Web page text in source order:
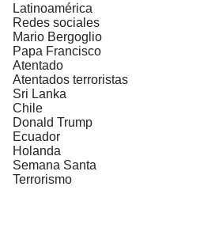
Latinoamérica
Redes sociales
Mario Bergoglio
Papa Francisco
Atentado
Atentados terroristas
Sri Lanka
Chile
Donald Trump
Ecuador
Holanda
Semana Santa
Terrorismo